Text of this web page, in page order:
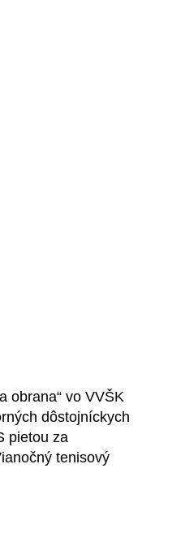
obrana“ vo VVŠK
dôstojníckych
pietou za
tenisový